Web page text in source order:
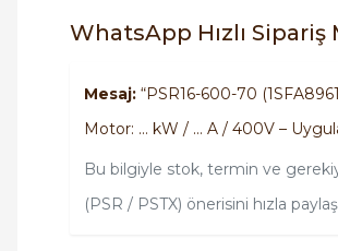
WhatsApp Hızlı Sipariş
Mesaj:“PSR16-600-70
Motor: … kW / … A / 400V –
Bu bilgiyle stok, termin ve
(PSR / PSTX) önerisini hızla